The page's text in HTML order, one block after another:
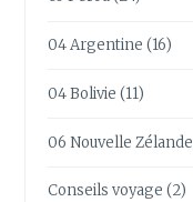
04 Argentine (16)
04 Bolivie (11)
06 Nouvelle Zélande
Conseils voyage (2)